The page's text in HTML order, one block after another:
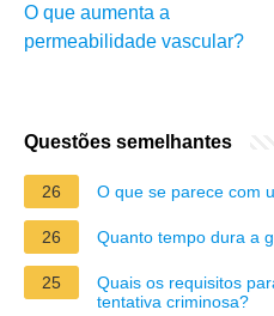
O que aumenta a
permeabilidade vascular?
Questões semelhantes
26 O que se parece com
26 Quanto tempo dura a
25
Quais os requisitos
tentativa criminosa?